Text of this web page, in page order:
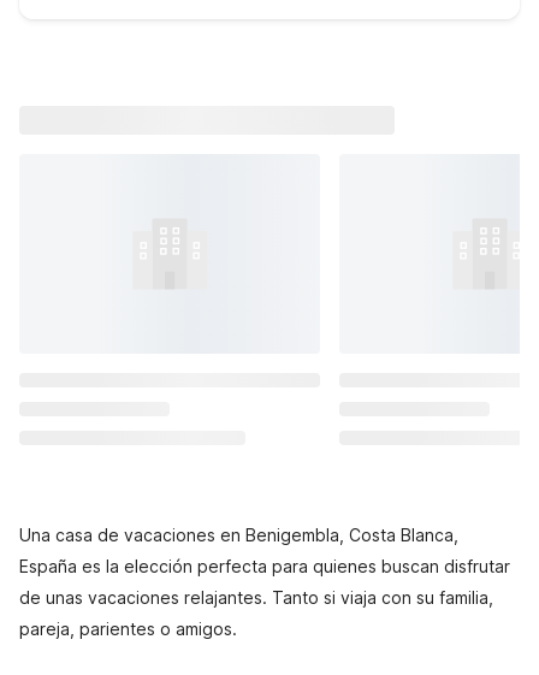
Una casa de vacaciones en Benigembla, Costa Blanca,
España es la elección perfecta para quienes buscan disfrutar
de unas vacaciones relajantes. Tanto si viaja con su familia,
pareja, parientes o amigos.